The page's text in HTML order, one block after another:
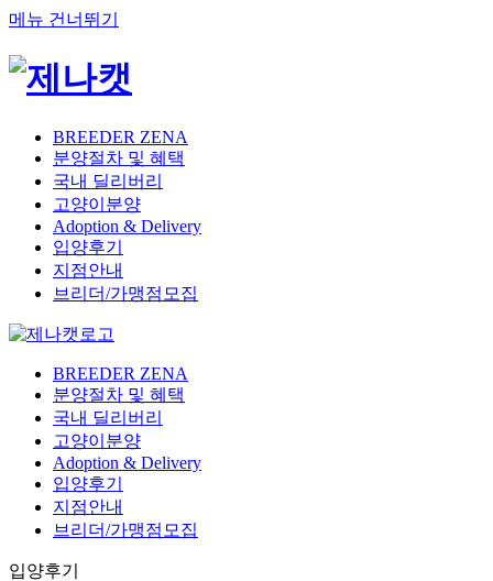
메뉴 건너뛰기
BREEDER ZENA
분양절차 및 혜택
국내 딜리버리
고양이분양
Adoption & Delivery
입양후기
지점안내
브리더/가맹점모집
BREEDER ZENA
분양절차 및 혜택
국내 딜리버리
고양이분양
Adoption & Delivery
입양후기
지점안내
브리더/가맹점모집
입양후기